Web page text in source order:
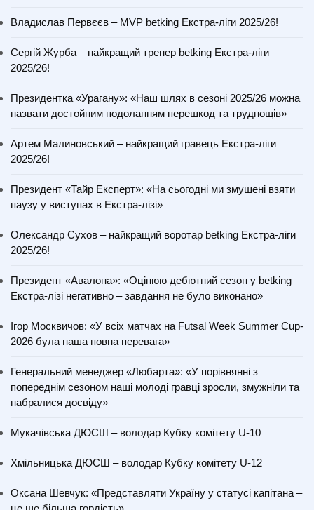
Владислав Первєєв – MVP betking Екстра-ліги 2025/26!
Сергій Журба – найкращий тренер betking Екстра-ліги
2025/26!
Президентка «Урагану»: «Наш шлях в сезоні 2025/26 можна
назвати достойним подоланням перешкод та труднощів»
Артем Малиновський – найкращий гравець Екстра-ліги
2025/26!
Президент «Тайр Експерт»: «На сьогодні ми змушені взяти
паузу у виступах в Екстра-лізі»
Олександр Сухов – найкращий воротар betking Екстра-ліги
2025/26!
Президент «Авалона»: «Оцінюю дебютний сезон у betking
Екстра-лізі негативно – завдання не було виконано»
Ігор Москвичов: «У всіх матчах на Futsal Week Summer Cup-
2026 була наша повна перевага»
Генеральний менеджер «Любарта»: «У порівнянні з
попереднім сезоном наші молоді гравці зросли, змужніли та
набралися досвіду»
Мукачівська ДЮСШ – володар Кубку комітету U-10
Хмільницька ДЮСШ – володар Кубку комітету U-12
Оксана Шевчук: «Представляти Україну у статусі капітана –